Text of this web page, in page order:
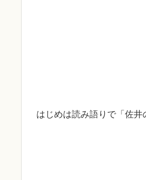
はじめは読み語りで「佐井